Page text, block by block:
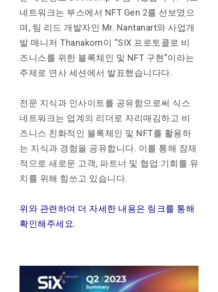
네트워크는 부스에서 NFT Gen 2를 선보였으
며, 팀 리드 개발자인 Mr. Nantanart와 사업개
발 매니저 Thanakorn이 “SIX 프로토콜로 비
즈니스를 위한 블록체인 및 NFT 구현”이라는
주제로 연사 세션에서 발표했습니다다.
전문 지식과 인사이트를 공유함으로써 식스
네트워크는 업계의 리더로 자리매김하고 비
즈니스 친화적인 블록체인 및 NFT를 활용하
는 지식과 경험을 공유합니다. 이를 통해 잠재
적으로 새로운 고객, 파트너 및 협업 기회를 유
치를 위해 힘쓰고 있습니다.
위와 관련하여 더 자세한 내용은 링크를 통해
확인해주세요.